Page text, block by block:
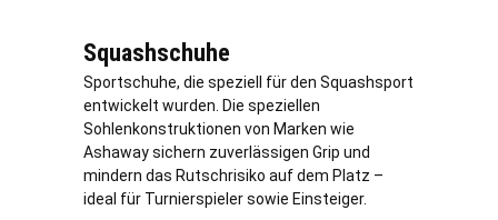
Squashschuhe
Sportschuhe, die speziell für den Squashsport
entwickelt wurden. Die speziellen
Sohlenkonstruktionen von Marken wie
Ashaway sichern zuverlässigen Grip und
mindern das Rutschrisiko auf dem Platz –
ideal für Turnierspieler sowie Einsteiger.